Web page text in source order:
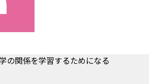
の関係を学習するためになる